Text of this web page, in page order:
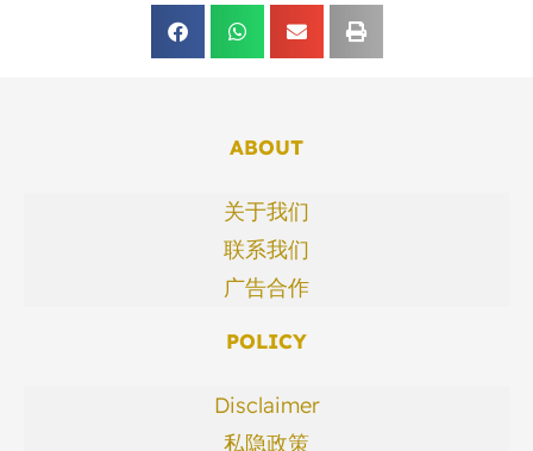
ABOUT
关于我们
联系我们
广告合作
POLICY
Disclaimer
私隐政策